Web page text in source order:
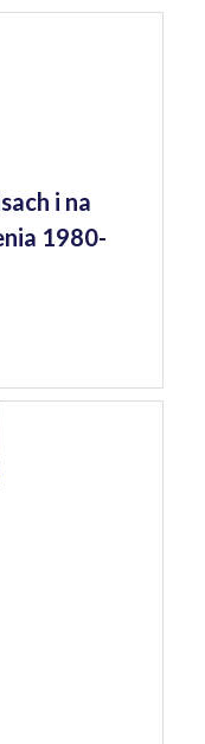
i na
1980-